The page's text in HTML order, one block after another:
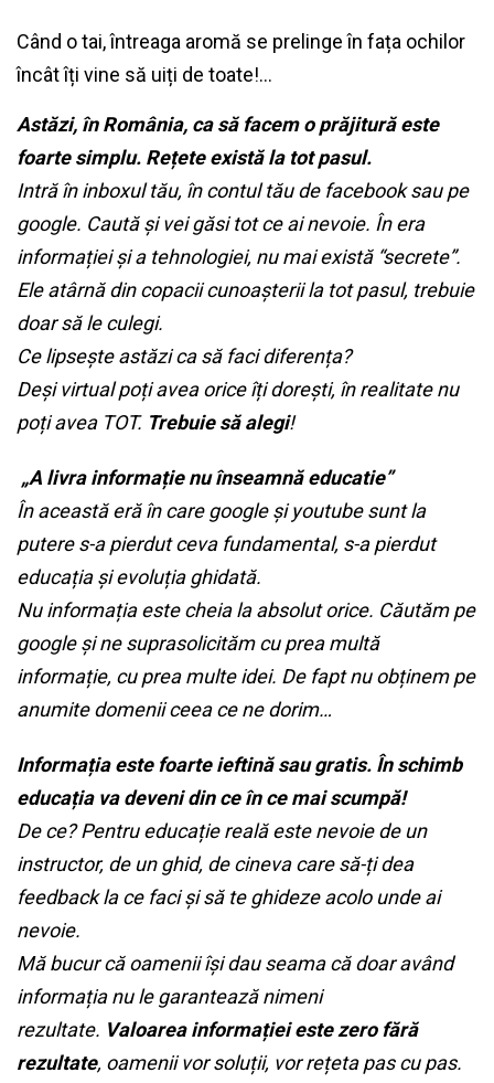
Când o tai, întreaga aromă se prelinge în fața ochilor
încât îți vine să uiți de toate!…
Astăzi, în România, ca să facem o prăjitură este
foarte simplu. Rețete există la tot pasul.
Intră în inboxul tău, în contul tău de facebook sau pe
google. Caută și vei găsi tot ce ai nevoie. În era
informației și a tehnologiei, nu mai există “secrete”.
Ele atârnă din copacii cunoașterii la tot pasul, trebuie
doar să le culegi.
Ce lipsește astăzi ca să faci diferența?
Deși virtual poți avea orice îți dorești, în realitate nu
poți avea TOT. Trebuie să alegi!
„A livra informație nu înseamnă educatie”
În această eră în care google și youtube sunt la
putere s-a pierdut ceva fundamental, s-a pierdut
educația și evoluția ghidată.
Nu informația este cheia la absolut orice. Căutăm pe
google și ne suprasolicităm cu prea multă
informație, cu prea multe idei. De fapt nu obținem pe
anumite domenii ceea ce ne dorim…
Informația este foarte ieftină sau gratis. În schimb
educația va deveni din ce în ce mai scumpă!
De ce? Pentru educație reală este nevoie de un
instructor, de un ghid, de cineva care să-ți dea
feedback la ce faci și să te ghideze acolo unde ai
nevoie.
Mă bucur că oamenii își dau seama că doar având
informația nu le garantează nimeni
rezultate. Valoarea informației este zero fără
rezultate, oamenii vor soluții, vor rețeta pas cu pas.